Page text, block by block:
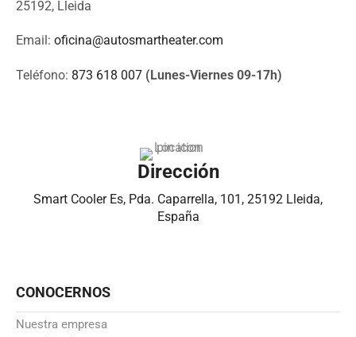
25192, Lleida
Email: oficina@autosmartheater.com
Teléfono: 873 618 007 (Lunes-Viernes 09-17h)
Dirección
Smart Cooler Es, Pda. Caparrella, 101, 25192 Lleida,
España
CONOCERNOS
Nuestra empresa